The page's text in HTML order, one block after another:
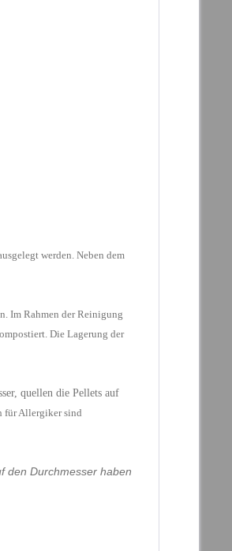
werden. Neben dem
Im Rahmen der Reinigung
Die Lagerung der
quellen die Pellets auf
für Allergiker sind
den Durchmesser haben